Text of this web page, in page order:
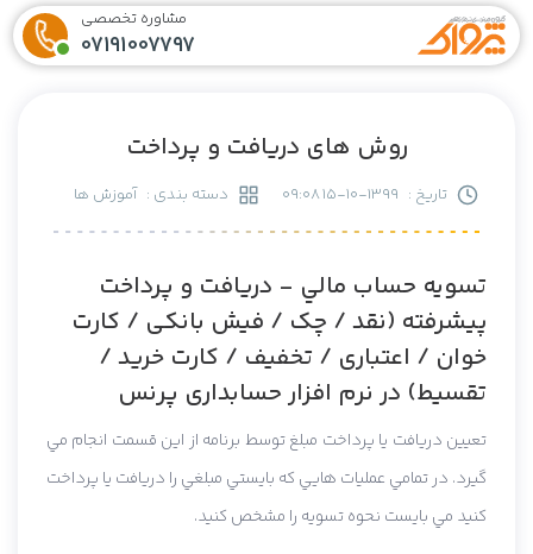
مشاوره تخصصی
07191007797
روش های دریافت و پرداخت
تاریخ : 1399-10-15 09:08 دسته بندی : آموزش ها
تسويه حساب مالي - دریافت و پرداخت
پیشرفته (نقد / چک / فیش بانکی / کارت
خوان / اعتباری / تخفیف / کارت خرید /
تقسیط) در نرم افزار حسابداری پرنس
تعيين دريافت يا پرداخت مبلغ توسط برنامه از اين قسمت انجام مي
گيرد. در تمامي عمليات هايي که بايستي مبلغي را دريافت يا پرداخت
کنيد مي بايست نحوه تسويه را مشخص کنيد.